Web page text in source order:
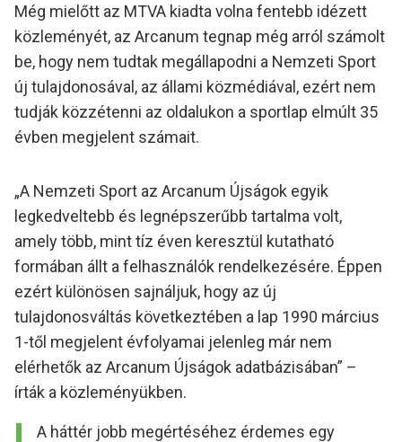
Még mielőtt az MTVA kiadta volna fentebb idézett
közleményét, az Arcanum tegnap még arról számolt
be, hogy nem tudtak megállapodni a Nemzeti Sport
új tulajdonosával, az állami közmédiával, ezért nem
tudják közzétenni az oldalukon a sportlap elmúlt 35
évben megjelent számait.
„A Nemzeti Sport az Arcanum Újságok egyik
legkedveltebb és legnépszerűbb tartalma volt,
amely több, mint tíz éven keresztül kutatható
formában állt a felhasználók rendelkezésére. Éppen
ezért különösen sajnáljuk, hogy az új
tulajdonosváltás következtében a lap 1990 március
1-től megjelent évfolyamai jelenleg már nem
elérhetők az Arcanum Újságok adatbázisában” –
írták a közleményükben.
A háttér jobb megértéséhez érdemes egy